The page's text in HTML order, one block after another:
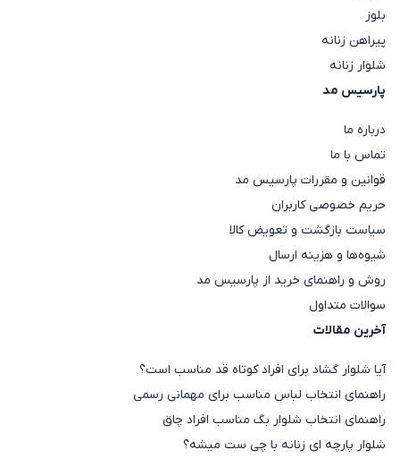
روزمره.
شکت کلاه‌دار زنانه:
بارانی.
شکت ساده و تک‌رنگ:
این مدل‌ها به‌راحتی با شلوار جین زنانه، شلوار بگ زنانه،
شلوار راسته زنانه و انواع بوت و نیم‌بوت ست می‌شوند.
شکت پاییزی را با چی ست کنیم؟
شکت پاییزی به دلیل ماهیت لایه‌ای خود، قابلیت ست
متنوعی برای شما ایجاد کند.
با یقه اسکی و بافت زنانه
سرد پاییز ایجاد می‌کنند.
با تیشرت یا بلوز آستین بلند زنانه
بلوز
پیراهن زنانه
شلوار زنانه
پارسیس مد
درباره ما
تماس با ما
قوانین و مقررات پارسیس مد
حریم خصوصی کاربران
سیاست بازگشت و تعویض کالا
شیوه‌ها و هزینه ارسال
روش و راهنمای خرید از پارسیس مد
سوالات متداول
آخرین مقالات
آیا شلوار گشاد برای افراد کوتاه قد مناسب است؟
راهنمای انتخاب لباس مناسب برای مهمانی رسمی
راهنمای انتخاب شلوار بگ مناسب افراد چاق
شلوار پارچه ای زنانه با چی ست میشه؟